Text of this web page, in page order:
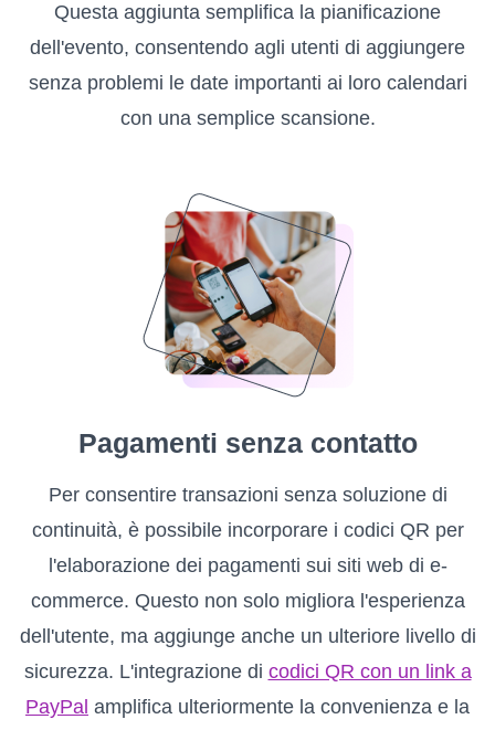
Questa aggiunta semplifica la pianificazione
dell'evento, consentendo agli utenti di aggiungere
senza problemi le date importanti ai loro calendari
con una semplice scansione.
Pagamenti senza contatto
Per consentire transazioni senza soluzione di
continuità, è possibile incorporare i codici QR per
l'elaborazione dei pagamenti sui siti web di e-
commerce. Questo non solo migliora l'esperienza
dell'utente, ma aggiunge anche un ulteriore livello di
sicurezza. L'integrazione di codici QR con un link a
PayPal amplifica ulteriormente la convenienza e la